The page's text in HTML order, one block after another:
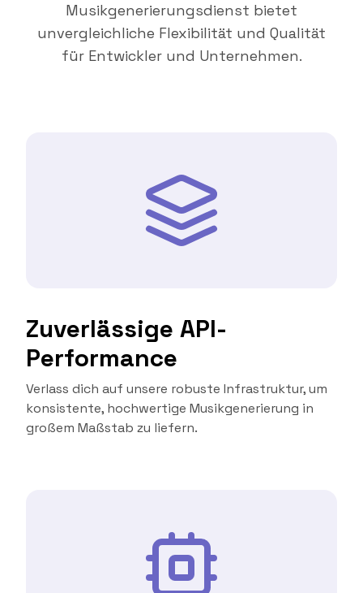
Musikgenerierungsdienst bietet
unvergleichliche Flexibilität und Qualität
für Entwickler und Unternehmen.
Zuverlässige API-
Performance
Verlass dich auf unsere robuste Infrastruktur, um
konsistente, hochwertige Musikgenerierung in
großem Maßstab zu liefern.